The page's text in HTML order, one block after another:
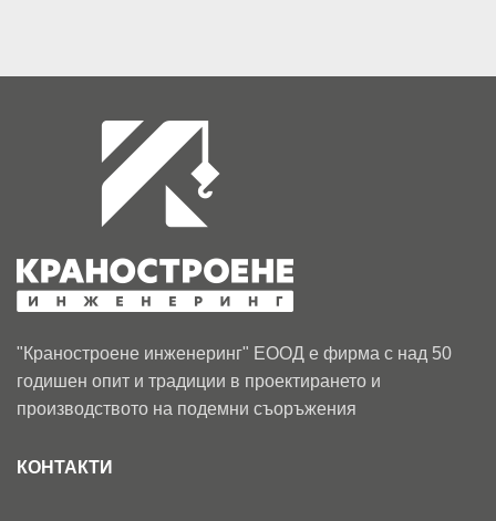
"Краностроене инженеринг" ЕООД е фирма с над 50
годишен опит и традиции в проектирането и
производството на подемни съоръжения
КОНТАКТИ